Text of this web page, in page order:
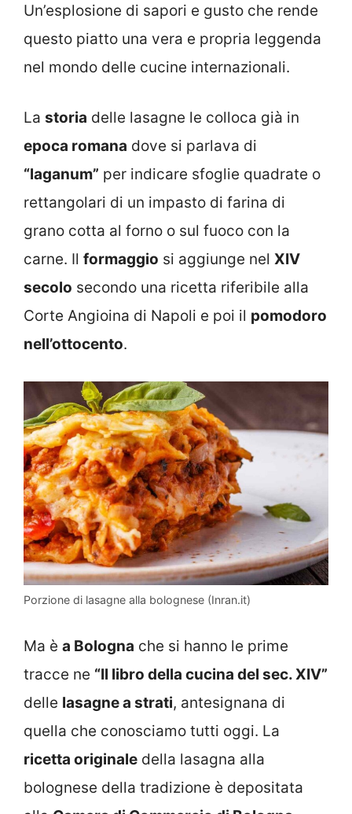
Un’esplosione di sapori e gusto che rende
questo piatto una vera e propria leggenda
nel mondo delle cucine internazionali.
La storia delle lasagne le colloca già in
epoca romana dove si parlava di
“laganum” per indicare sfoglie quadrate o
rettangolari di un impasto di farina di
grano cotta al forno o sul fuoco con la
carne. Il formaggio si aggiunge nel XIV
secolo secondo una ricetta riferibile alla
Corte Angioina di Napoli e poi il pomodoro
nell’ottocento.
Porzione di lasagne alla bolognese (Inran.it)
Ma è a Bologna che si hanno le prime
tracce ne “Il libro della cucina del sec. XIV”
delle lasagne a strati, antesignana di
quella che conosciamo tutti oggi. La
ricetta originale della lasagna alla
bolognese della tradizione è depositata